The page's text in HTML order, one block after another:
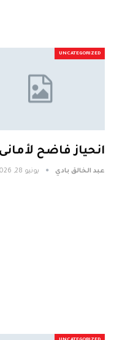
UNCATEGORIZED
انحياز فاضح
عبد الخالق بادي يونيو 28, 2026